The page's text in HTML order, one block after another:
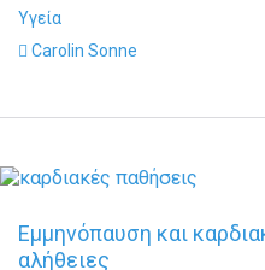
Υγεία
Carolin Sonne
Εμμηνόπαυση και
αλήθειες